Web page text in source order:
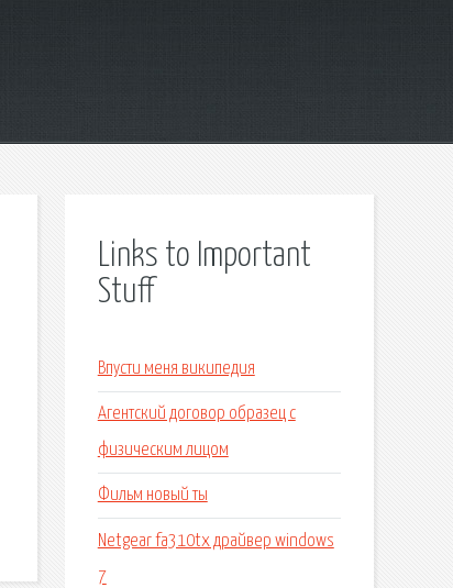
Links to Important
Stuff
Впусти меня википедия
Агентский договор образец с
физическим лицом
Фильм новый ты
Netgear fa310tx драйвер windows
7